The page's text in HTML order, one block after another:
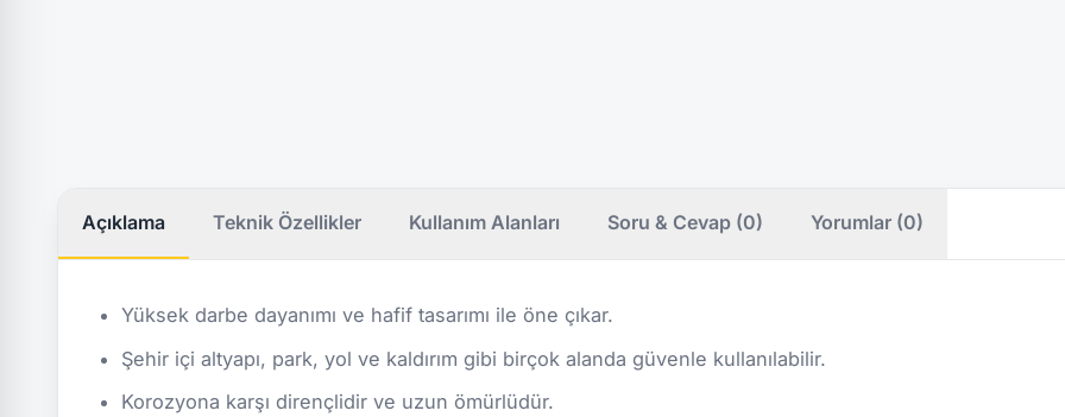
Açıklama Teknik Özellikler Kullanım Alanları Soru & Cevap (0) Yorumlar (0)
Yüksek darbe dayanımı ve hafif tasarımı ile öne çıkar.
Şehir içi altyapı, park, yol ve kaldırım gibi birçok alanda güvenle kullanılabilir.
Korozyona karşı dirençlidir ve uzun ömürlüdür.